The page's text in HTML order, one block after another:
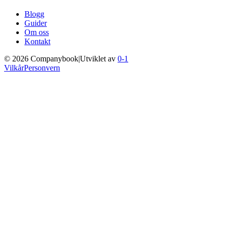
Blogg
Guider
Om oss
Kontakt
© 2026 Companybook|Utviklet av 0-1
VilkårPersonvern